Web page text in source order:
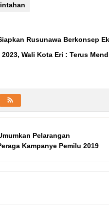
Rusunawa Berkonsep
2023, Wali Kota Eri : Terus
Pelarangan
Kampanye Pemilu 2019